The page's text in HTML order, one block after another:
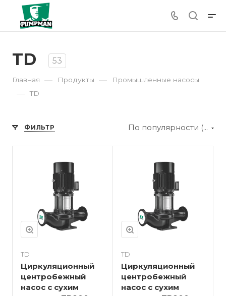
TD 53
Главная — Продукты — Промышленные насосы
— TD
ФИЛЬТР По популярности (убывание)
TD
Циркуляционный
центробежный
насос с сухим
TD
Циркуляционный
центробежный
насос с сухим